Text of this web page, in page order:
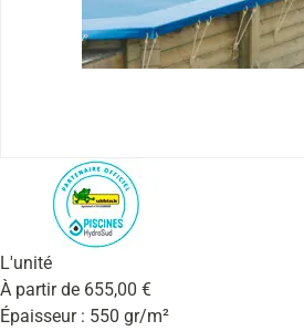
L'unité
À partir de 655,00 €
Épaisseur : 550 gr/m²